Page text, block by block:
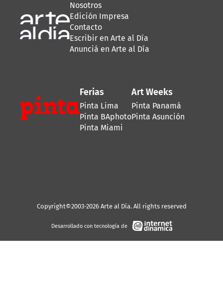
Nosotros
Edición Impresa
Contacto
Escribir en Arte al Día
Anunciá en Arte al Día
Ferias
Pinta Lima
Pinta BAphoto
Pinta Miami
Art Weeks
Pinta Panamá
Pinta Asunción
Copyright©2003-2026 Arte al Día. All rights reserved